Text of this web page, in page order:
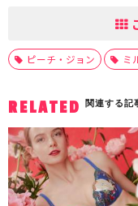
ピーチ・ジョン ミ
RELATED 関連する記